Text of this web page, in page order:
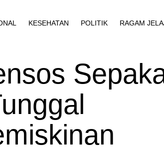
KESEHATAN POLITIK RAGAM